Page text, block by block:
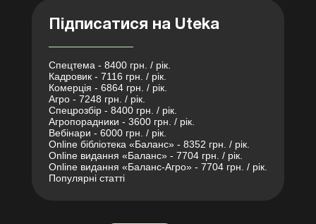
Підписатися на Uteka
Спецтема - 8400 грн. / рік.
Кадровик - 7116 грн. / рік.
Комерція - 6864 грн. / рік.
Агро - 7248 грн. / рік.
Спецрозбір - 8400 грн. / рік.
Агропорадники - 3600 грн. / рік.
Вебінари - 6000 грн. / рік.
Online бібліотека «Баланс» - 8352 грн. / рік.
Online видання «Баланс» - 7704 грн. / рік.
Online видання «Баланс-Агро» - 7704 грн. / рік.
Популярні статті